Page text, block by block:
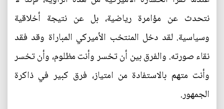
نتحدث عن مؤامرة رياضية، بل عن نتيجة أخلاقية
وسياسية. لقد دخل المنتخب الأميركي المباراة وقد فقد
نقاء صورته. والفرق بين أن تخسر وأنت مظلوم، وأن تخسر
وأنت متهم بالاستفادة من امتياز، فرق كبير في ذاكرة
الجمهور.